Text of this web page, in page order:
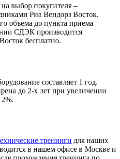
выбор покупателя –
Риа Вендорз Восток.
объема до пункта приема
СДЭК производится
бесплатно.
составляет 1 год.
до 2-х лет при увеличении
тренинги для наших
в нашем офисе в Москве и